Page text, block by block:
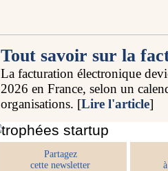
Tout savoir sur la
La facturation électronique
2026 en France, selon un
organisations. [Lire l'article]
Partagez
cette newsletter